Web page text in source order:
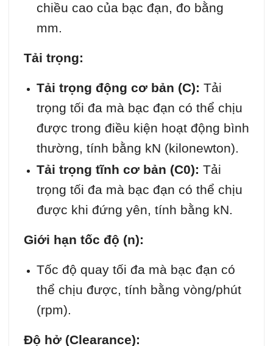
chiều cao của bạc đạn, đo bằng
mm.
Tải trọng:
Tải trọng động cơ bản (C): Tải
trọng tối đa mà bạc đạn có thể chịu
được trong điều kiện hoạt động bình
thường, tính bằng kN (kilonewton).
Tải trọng tĩnh cơ bản (C0): Tải
trọng tối đa mà bạc đạn có thể chịu
được khi đứng yên, tính bằng kN.
Giới hạn tốc độ (n):
Tốc độ quay tối đa mà bạc đạn có
thể chịu được, tính bằng vòng/phút
(rpm).
Độ hở (Clearance):